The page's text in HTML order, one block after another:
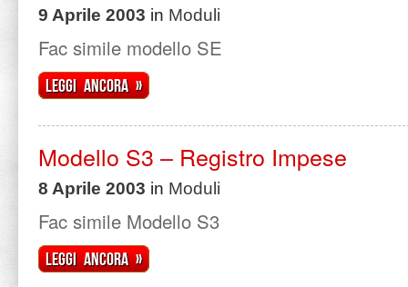
9 Aprile 2003 in Moduli
Fac simile modello SE
Leggi ancora »
Modello S3 – Registro Impese
8 Aprile 2003 in Moduli
Fac simile Modello S3
Leggi ancora »